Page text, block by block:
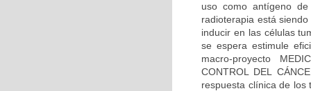
uso como antígeno
radioterapia está
inducir en las células
se espera estimule
macro-proyecto
CONTROL DEL
respuesta clínica de los